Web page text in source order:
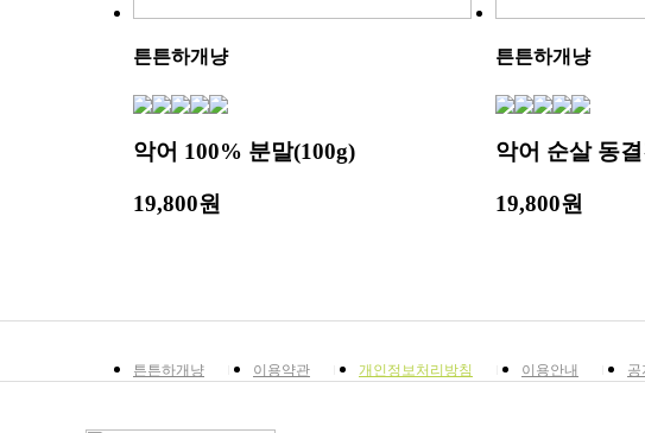
튼튼하개냥
악어 100% 분말(100g)
19,800원
튼튼하개냥
악어 순살 동
19,800원
튼튼하개냥 이용약관 개인정보처리방침 이용안내 공